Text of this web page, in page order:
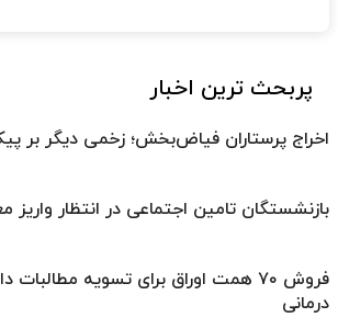
پربحث ترین اخبار
اخراج پرستاران فیاض‌بخش؛ زخمی دیگر بر
بازنشستگان تامین اجتماعی در انتظار واریز
فروش ۷۰ همت اوراق برای تسویه مطالبات
درمانی